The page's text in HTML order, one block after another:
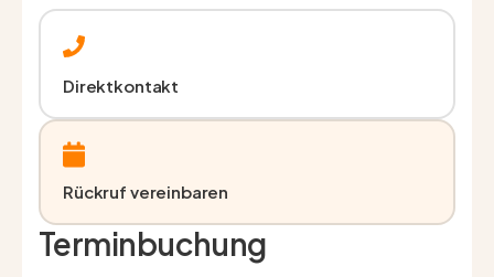
Direktkontakt
Rückruf vereinbaren
Terminbuchung